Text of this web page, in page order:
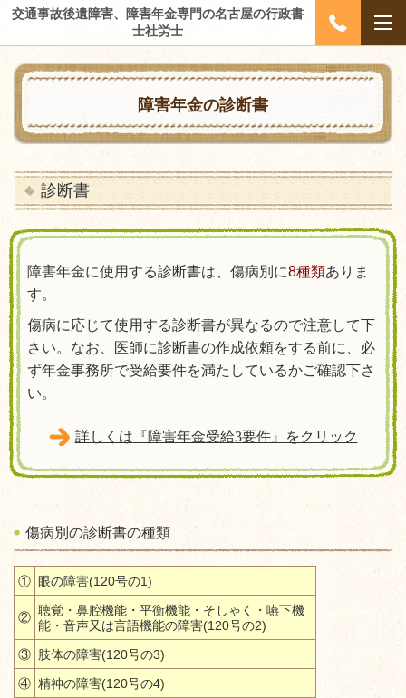
交通事故後遺障害、障害年金専門の名古屋の行政書
士社労士
障害年金の診断書
診断書
障害年金に使用する診断書は、傷病別に8種類ありま
す。
傷病に応じて使用する診断書が異なるので注意して下
さい。なお、医師に診断書の作成依頼をする前に、必
ず年金事務所で受給要件を満たしているかご確認下さ
い。
詳しくは 『障害年金受給3要件』 をクリック
傷病別の診断書の種類
① 眼の障害(120号の1)
② 聴覚・鼻腔機能・平衡機能・そしゃく・嚥下機
能・音声又は言語機能の障害(120号の2)
③
肢体の障害(120号の3)
④ 精神の障害(120号の4)